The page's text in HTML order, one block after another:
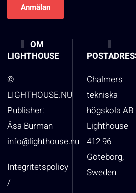
OM
LIGHTHOUSE
©
LIGHTHOUSE.NU
Publisher:
Åsa Burman
info@lighthouse.nu
Integritetspolicy
/
Chalmers
tekniska
högskola AB
Lighthouse
412 96
Göteborg,
Sweden